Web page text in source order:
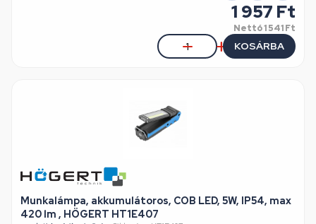
1 957 Ft
Nettó1 541 Ft
KOSÁRBA
Munkalámpa, akkumulátoros, COB LED, 5W, IP54, max
420 lm , HÖGERT HT1E407